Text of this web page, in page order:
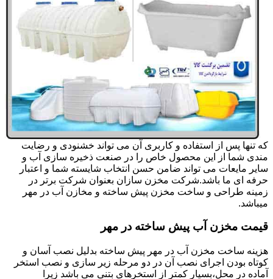
که تنها پس از استفاده و کاربری آن می تواند خشنودی و رضایت
مندی شما از این محصول خاص را در صنعت ذخیره سازی آب و
سایر مایعات می تواند ضامن حسن انتخاب شایسته شما و اعتبار
حرفه ای ما باشد.شرکت مخزن سازان بعنوان شرکت برتر در
زمینه طراحی و ساخت مخزن پیش ساخته و مخازن آب در مهر
میباشد.
قیمت مخزن آب پیش ساخته در مهر
هزینه ساخت مخزن آب در مهر پیش ساخته بدلیل نصب آسان و
کوتاه بودن اجرای نصب آن در دو مرحله زیر سازی و نصب استخر
آماده در محل،بسیار کمتر از استخرهای بتنی می باشد زیرا